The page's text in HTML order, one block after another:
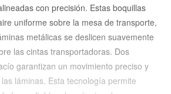
con precisión. Estas boquillas
uniforme sobre la mesa de transporte,
metálicas se deslicen suavemente
las cintas transportadoras. Dos
garantizan un movimiento preciso y
láminas. Esta tecnología permite